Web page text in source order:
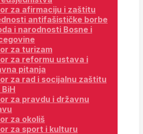
za afirmaciju i zaštitu
antifašističke borbe
i narodnosti Bosne i
za turizam
za reformu ustava i
pitanja
za rad i socijalnu zaštitu
BiH
za pravdu i državnu
za okoliš
za sport i kulturu